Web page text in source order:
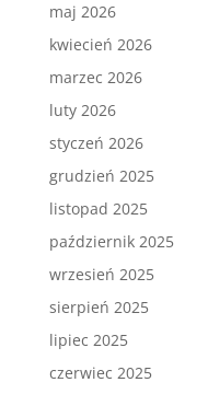
maj 2026
kwiecień 2026
marzec 2026
luty 2026
styczeń 2026
grudzień 2025
listopad 2025
październik 2025
wrzesień 2025
sierpień 2025
lipiec 2025
czerwiec 2025